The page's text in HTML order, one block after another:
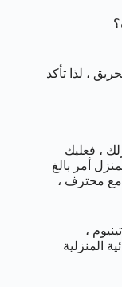
، لذا تأكد
، فعليك
أمر بالغ
مع محترف ،
،
المنزلية